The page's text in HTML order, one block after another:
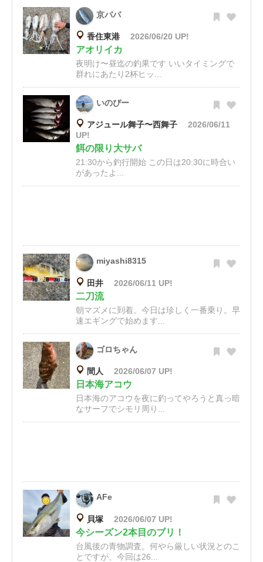
京パパ
香住東港 2026/06/20 UP!
アオリイカ
夜明け〜昼迄の釣果です いいタイミングで
群れにあたり2杯ヒッ...
いのぴー
アジュール舞子〜西舞子
2026/06/11
UP!
餌の限り大サバ
21:30から釣行開始 この日は20:30に時合い
があったよ...
miyashi8315
田井 2026/06/11 UP!
二刀流
朝マズメに到着。今日は珍しく一番乗り。早
速エギングで始めます...
ゴロちゃん
間人 2026/06/07 UP!
日本海アコウ
日本海のアコウを夜に釣ってやろうと真っ暗
なサーフでシモリ周り...
AFe
貝塚 2026/06/07 UP!
今シーズン2本目のブリ！
台風後の青物調査。何やら厳しい状況とのこ
とですが、今回は26...